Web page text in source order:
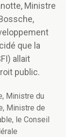
Ministre
que la
allait
public.
Ministre du
Ministre de
le Conseil